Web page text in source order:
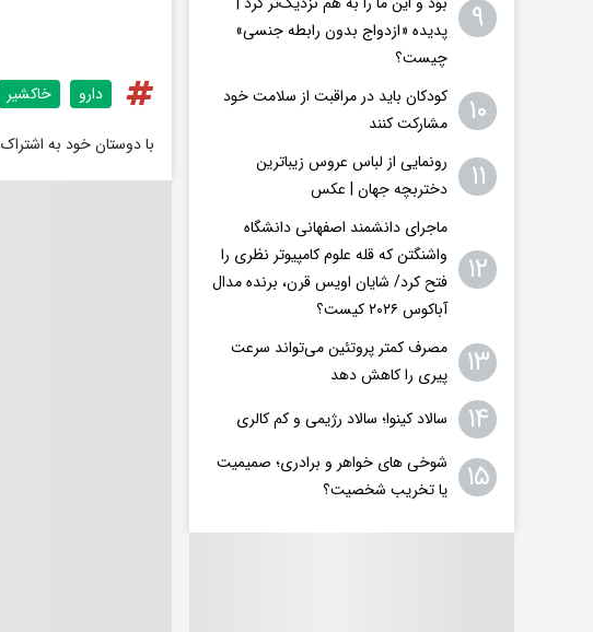
دارو خاکشیر
با دوستان خود به
۹
پدیده «ازدواج بدون رابطه جنسی»
چیست؟
۱۰
کودکان باید در مراقبت از سلامت خود
مشارکت کنند
۱۱
رونمایی از لباس عروس زیباترین
دختربچه جهان | عکس
۱۲
ماجرای دانشمند اصفهانی دانشگاه
واشنگتن که قله علوم کامپیوتر نظری را
فتح کرد/ شایان اویس‌ قرن، برنده مدال
آباکوس ۲۰۲۶ کیست؟
۱۳
مصرف کمتر پروتئین می‌تواند سرعت
پیری را کاهش دهد
۱۴ سالاد کینوا؛ سالاد رژیمی و کم کالری
۱۵
شوخی های خواهر و برادری؛ صمیمیت
یا تخریب شخصیت؟